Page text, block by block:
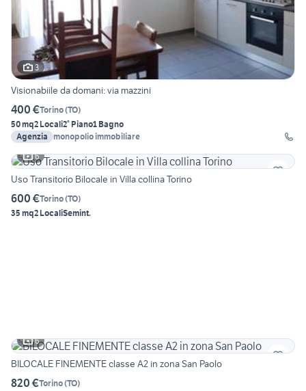
3
Visionabiile da domani: via mazzini
400 €Torino(TO)
50 mq2 Locali2° Piano1 Bagno
Agenzia monopolio immobiliare
6
Uso Transitorio Bilocale in Villa collina Torino
600 €Torino(TO)
35 mq2 LocaliSemint.
6
BILOCALE FINEMENTE classe A2 in zona San Paolo
820 €Torino(TO)